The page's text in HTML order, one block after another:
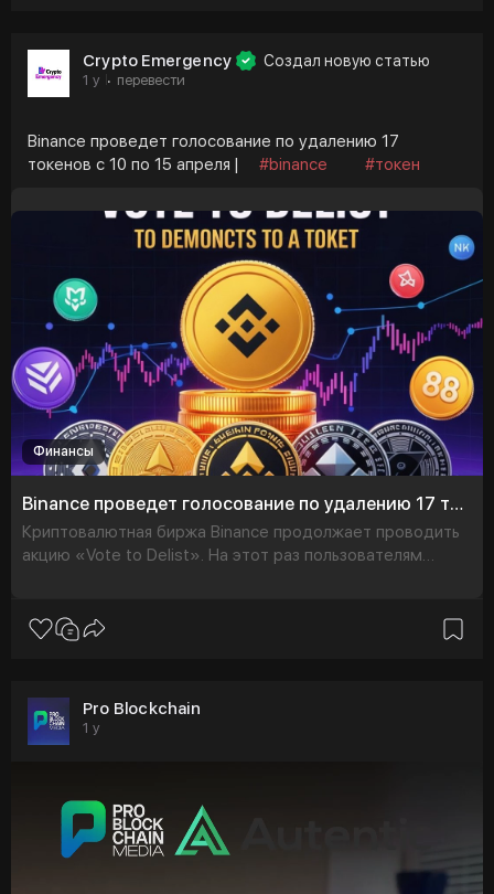
Crypto Emergency Создал новую статью
1 y · перевести
Binance проведет голосование по удалению 17
токенов с 10 по 15 апреля |
#binance #токен
Финансы
Binance проведет голосование по удалению 17 токенов с 10 по 15 апреля
Криптовалютная биржа Binance продолжает проводить
акцию «Vote to Delist». На этот раз пользователям
Pro Blockchain
1 y